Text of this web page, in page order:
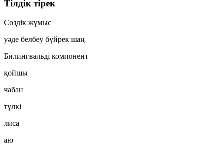
Тілдік тірек
Сөздік жұмыс
уәде белбеу бүйрек шаң
Билингвальді компонент
қойшы
чабан
түлкі
лиса
аю